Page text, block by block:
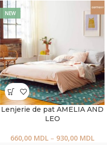
NEW
Lenjerie de pat AMELIA AND
LEO
660,00 MDL – 930,00 MDL